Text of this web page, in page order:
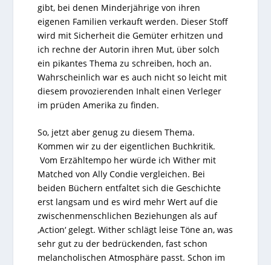
gibt, bei denen Minderjährige von ihren
eigenen Familien verkauft werden. Dieser Stoff
wird mit Sicherheit die Gemüter erhitzen und
ich rechne der Autorin ihren Mut, über solch
ein pikantes Thema zu schreiben, hoch an.
Wahrscheinlich war es auch nicht so leicht mit
diesem provozierenden Inhalt einen Verleger
im prüden Amerika zu finden.
So, jetzt aber genug zu diesem Thema.
Kommen wir zu der eigentlichen Buchkritik.
Vom Erzähltempo her würde ich Wither mit
Matched von Ally Condie vergleichen. Bei
beiden Büchern entfaltet sich die Geschichte
erst langsam und es wird mehr Wert auf die
zwischenmenschlichen Beziehungen als auf
‚Action‘ gelegt. Wither schlägt leise Töne an, was
sehr gut zu der bedrückenden, fast schon
melancholischen Atmosphäre passt. Schon im